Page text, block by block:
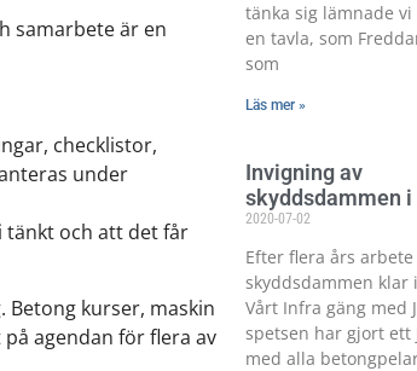
samarbete är en
checklistor,
under
tänkt och att det får
kurser, maskin
agendan för flera av
tänka sig lämnade vi
en tavla, som
som
Läs mer »
Invigning av
skyddsdammen i
2020-07-02
Efter flera års
skyddsdammen klar
Vårt Infra gäng med
spetsen har gjort ett
med alla